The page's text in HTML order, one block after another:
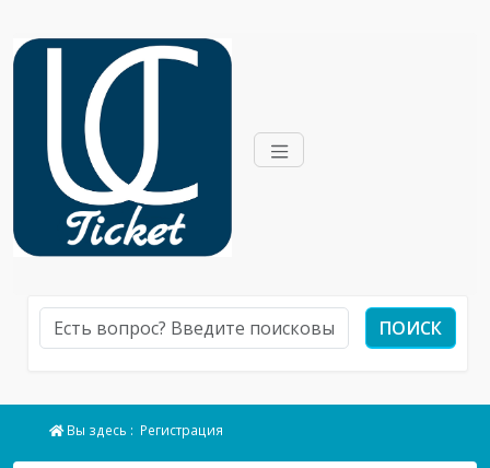
ПОИСК
Вы здесь : Регистрация